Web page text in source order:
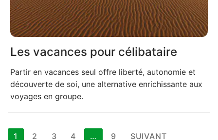
Les vacances pour célibataire
Partir en vacances seul offre liberté, autonomie et
découverte de soi, une alternative enrichissante aux
voyages en groupe.
Pagination
1 2 3 4 … 9 SUIVANT